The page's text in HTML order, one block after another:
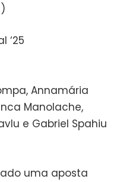
‘25
Annamária
Manolache,
e Gabriel Spahiu
uma aposta